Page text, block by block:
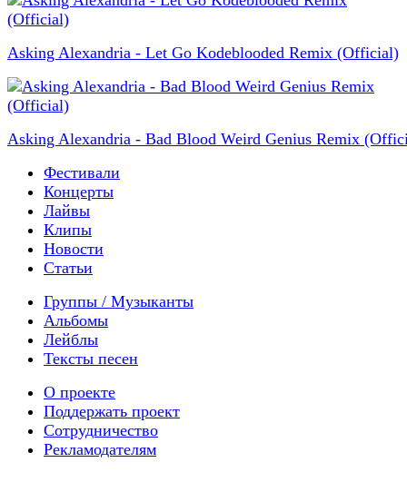
Asking Alexandria - Let Go Kodeblooded Remix (Official)
Asking Alexandria - Bad Blood Weird Genius Remix
Фестивали
Концерты
Лайвы
Клипы
Новости
Статьи
Группы / Музыканты
Альбомы
Лейблы
Тексты песен
О проекте
Поддержать проект
Сотрудничество
Рекламодателям